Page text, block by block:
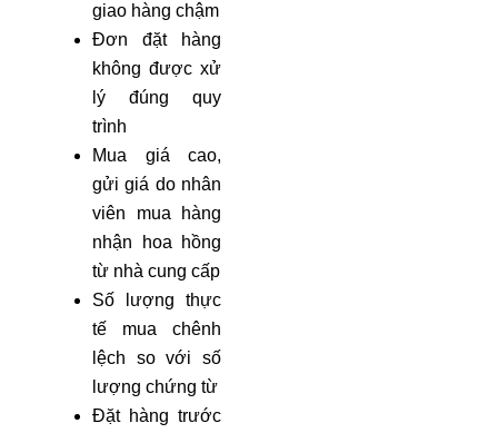
giao hàng chậm
Đơn đặt hàng
không được xử
lý đúng quy
trình
Mua giá cao,
gửi giá do nhân
viên mua hàng
nhận hoa hồng
từ nhà cung cấp
Số lượng thực
tế mua chênh
lệch so với số
lượng chứng từ
Đặt hàng trước